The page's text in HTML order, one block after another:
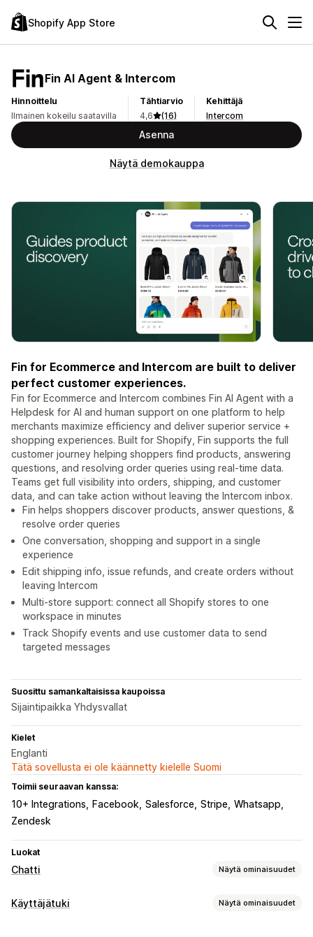
Shopify App Store
Fin AI Agent & Intercom
Hinnoittelu
Ilmainen kokeilu saatavilla
Tähtiarvio
4,6
(16)
Kehittäjä
Intercom
Asenna
Näytä demokauppa
Fin for Ecommerce and Intercom are built to deliver
perfect customer experiences.
Fin for Ecommerce and Intercom combines Fin AI Agent with a
Helpdesk for AI and human support on one platform to help
merchants maximize efficiency and deliver superior service +
shopping experiences. Built for Shopify, Fin supports the full
customer journey helping shoppers find products, answering
questions, and resolving order queries using real-time data.
Teams get full visibility into orders, shipping, and customer
data, and can take action without leaving the Intercom inbox.
Fin helps shoppers discover products, answer questions, &
resolve order queries
One conversation, shopping and support in a single
experience
Edit shipping info, issue refunds, and create orders without
leaving Intercom
Multi-store support: connect all Shopify stores to one
workspace in minutes
Track Shopify events and use customer data to send
targeted messages
Suosittu samankaltaisissa kaupoissa
Sijaintipaikka Yhdysvallat
Kielet
Englanti
Tätä sovellusta ei ole käännetty kielelle Suomi
Toimii seuraavan kanssa:
10+ Integrations Facebook Salesforce Stripe Whatsapp
Zendesk
Luokat
Chatti Näytä ominaisuudet
Reaaliaikaiset viestit
Käyttäjätuki Näytä ominaisuudet